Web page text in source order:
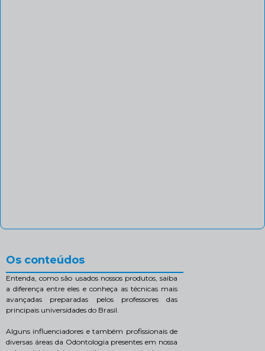
Os conteúdos
Entenda, como são usados nossos produtos, saiba
a diferença entre eles e conheça as técnicas mais
avançadas preparadas pelos professores das
principais universidades do Brasil.
Alguns influenciadores e também profissionais de
diversas áreas da Odontologia presentes em nossa